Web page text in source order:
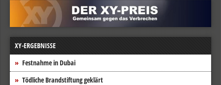
XY-ERGEBNISSE
Festnahme in Dubai
Tödliche Brandstiftung geklärt